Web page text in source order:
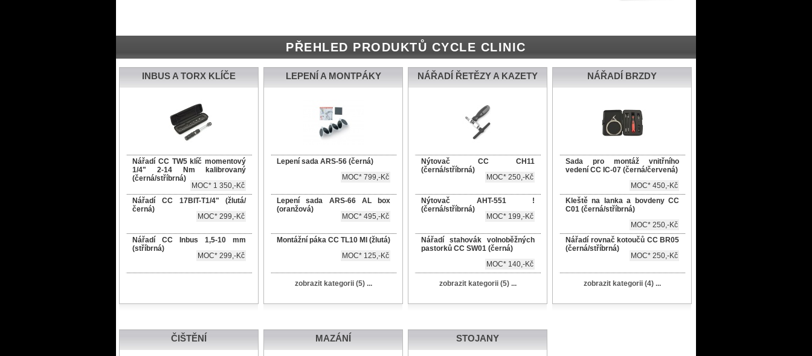
PŘEHLED PRODUKTŮ CYCLE CLINIC
INBUS A TORX KLÍČE
Nářadí CC TW5 klíč momentový
1/4" 2-14 Nm kalibrovaný
(černá/stříbrná)
MOC* 1 350,-Kč
Nářadí CC 17BIT-T1/4" (žlutá/
černá)
MOC* 299,-Kč
Nářadí CC Inbus 1,5-10 mm
(stříbrná)
MOC* 299,-Kč
LEPENÍ A MONTPÁKY
Lepení sada ARS-56 (černá)
MOC* 799,-Kč
Lepení sada ARS-66 AL box
(oranžová)
MOC* 495,-Kč
Montážní páka CC TL10 MI (žlutá)
MOC* 125,-Kč
zobrazit kategorii (5) ...
NÁŘADÍ ŘETĚZY A KAZETY
Nýtovač CC CH11
(černá/stříbrná)
MOC* 250,-Kč
Nýtovač AHT-551 !
(černá/stříbrná)
MOC* 199,-Kč
Nářadí stahovák volnoběžných
pastorků CC SW01 (černá)
MOC* 140,-Kč
zobrazit kategorii (5) ...
NÁŘADÍ BRZDY
Sada pro montáž vnitřního
vedení CC IC-07 (černá/červená)
MOC* 450,-Kč
Kleště na lanka a bovdeny CC
C01 (černá/stříbrná)
MOC* 250,-Kč
Nářadí rovnač kotoučů CC BR05
(černá/stříbrná)
MOC* 250,-Kč
zobrazit kategorii (4) ...
ČIŠTĚNÍ MAZÁNÍ STOJANY